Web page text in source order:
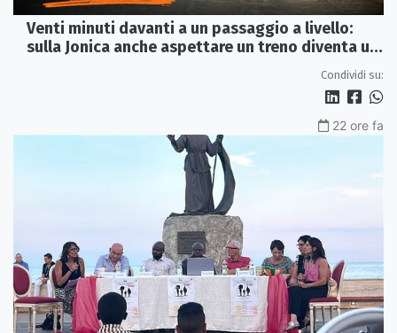
Venti minuti davanti a un passaggio a livello:
sulla Jonica anche aspettare un treno diventa un
Condividi su:
22 ore fa